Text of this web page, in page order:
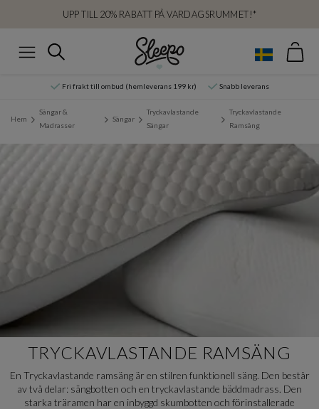
UPP TILL 20% RABATT PÅ VARDAGSRUMMET!*
Sök
Fri frakt till ombud (hemleverans 199 kr) Snabb leverans
Hem
Sängar &
Madrasser
Sängar
Tryckavlastande
Sängar
Tryckavlastande
Ramsäng
TRYCKAVLASTANDE RAMSÄNG
En Tryckavlastande ramsäng är en stilren funktionell säng. Den består
av två delar: sängbotten och en tryckavlastande bäddmadrass. Den
starka träramen har en inbyggd skumbotten och förinstallerade